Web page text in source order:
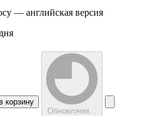
— английская версия
корзину
Обновляем...